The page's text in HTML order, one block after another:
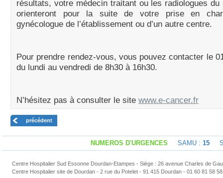
résultats, votre médecin traitant ou les radiologues
orienteront pour la suite de votre prise en
gynécologue de l’établissement ou d’un autre centre.
Pour prendre rendez-vous, vous pouvez contacter le
du lundi au vendredi de 8h30 à 16h30.
N’hésitez pas à consulter le site www.e-cancer.fr
précédent
NUMEROS D'URGENCES SAMU : 15
Centre Hospitalier Sud Essonne Dourdan-Etampes - Siège : 26 avenue Charles de
Centre Hospitalier site de Dourdan - 2 rue du Potelet - 91 415 Dourdan - 01 60 81 58 58